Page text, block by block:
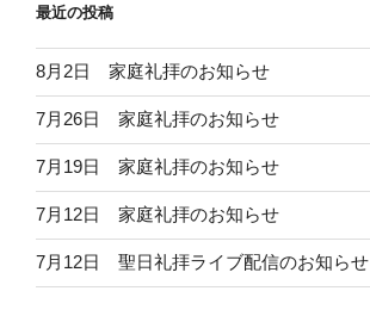
最近の投稿
8月2日 家庭礼拝のお知らせ
7月26日 家庭礼拝のお知らせ
7月19日 家庭礼拝のお知らせ
7月12日 家庭礼拝のお知らせ
7月12日 聖日礼拝ライブ配信のお知らせ